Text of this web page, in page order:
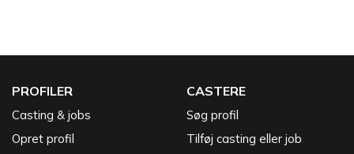
PROFILER
Casting & jobs
Opret profil
CASTERE
Søg profil
Tilføj casting eller job